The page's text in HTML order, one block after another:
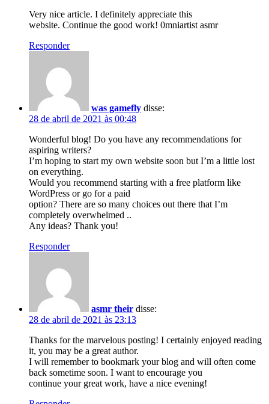
Very nice article. I definitely appreciate this
website. Continue the good work! 0mniartist asmr
Responder
was gamefly disse:
28 de abril de 2021 às 00:48
Wonderful blog! Do you have any recommendations for
aspiring writers?
I’m hoping to start my own website soon but I’m a little lost
on everything.
Would you recommend starting with a free platform like
WordPress or go for a paid
option? There are so many choices out there that I’m
completely overwhelmed ..
Any ideas? Thank you!
Responder
asmr their disse:
28 de abril de 2021 às 23:13
Thanks for the marvelous posting! I certainly enjoyed reading
it, you may be a great author.
I will remember to bookmark your blog and will often come
back sometime soon. I want to encourage you
continue your great work, have a nice evening!